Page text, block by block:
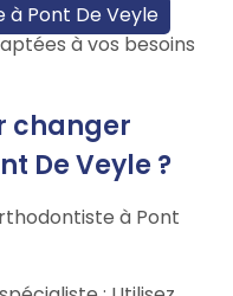
à Pont De Veyle
à vos besoins
changer
De Veyle ?
à Pont